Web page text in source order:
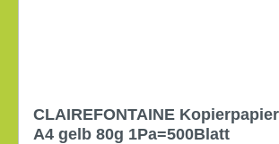
CLAIREFONTAINE
A4 gelb 80g 1Pa=500Blatt